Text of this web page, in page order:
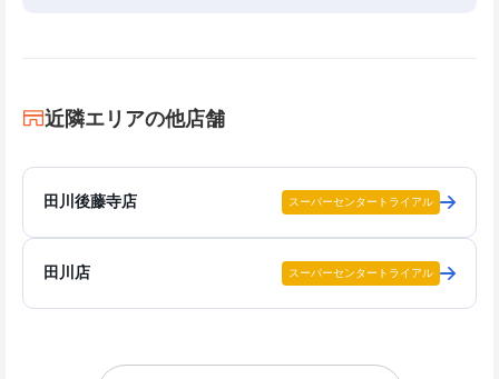
近隣エリアの他店舗
田川後藤寺店 スーパーセンタートライアル
田川店 スーパーセンタートライアル